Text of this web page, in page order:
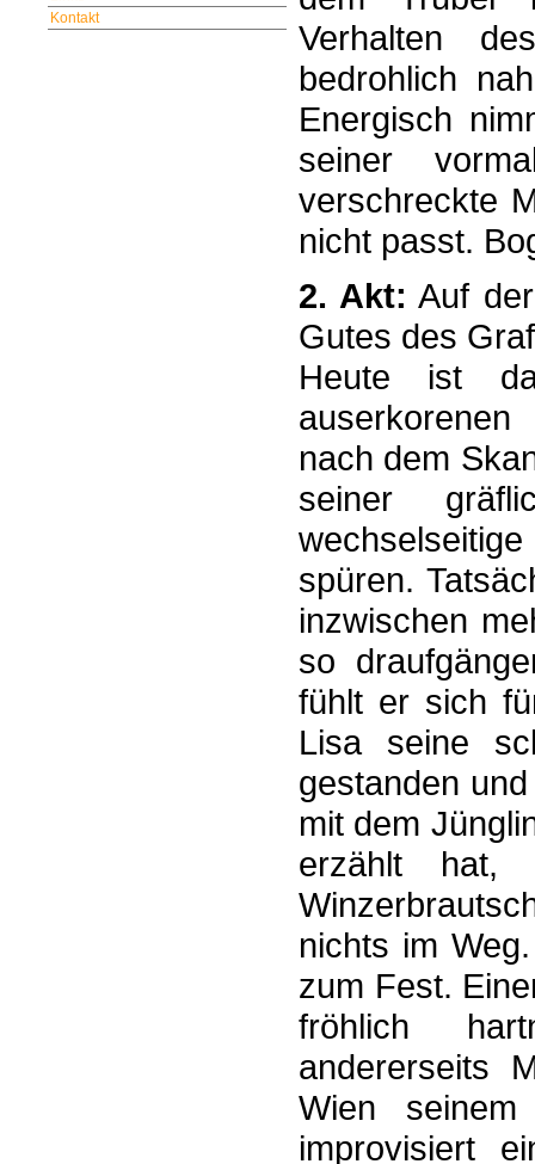
Kontakt
Verhalten
bedrohlich
Energisch
seiner
verschreckte
nicht passt.
2. Akt: Auf
Gutes des
Heute ist
nach dem
seiner
spüren.
inzwischen
so
fühlt er sich
Lisa seine
gestanden
mit dem
erzählt hat,
nichts im
zum Fest.
fröhlich
andererseits
Wien
improvisiert